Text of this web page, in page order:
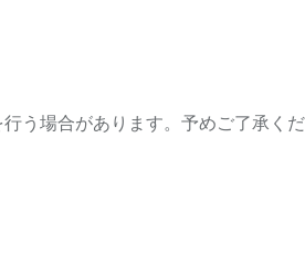
う場合があります。予めご了承く